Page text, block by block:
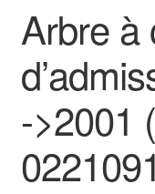
Arbre à
->2001